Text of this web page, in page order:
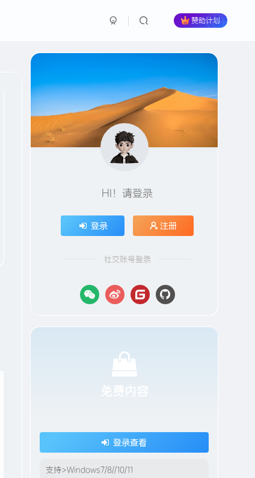
赞助计划
HI！请登录
登录 注册
社交账号登录
免费内容
登录查看
支持>Windows7/8//10/11